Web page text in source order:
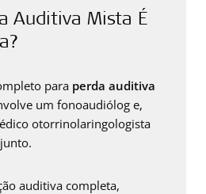
Auditiva Mista É
para perda auditiva
um fonoaudiólog e,
otorrinolaringologista
auditiva completa,